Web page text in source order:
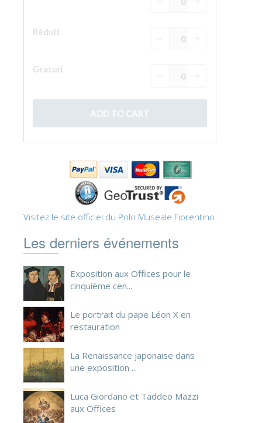
FRANÇAIS
Visitez le site officiel du Polo Museale Fiorentino
Les derniers événements
Exposition aux Offices pour le
cinquième cen...
Le portrait du pape Léon X en
restauration
La Renaissance japonaise dans
une exposition ...
Luca Giordano et Taddeo Mazzi
aux Offices